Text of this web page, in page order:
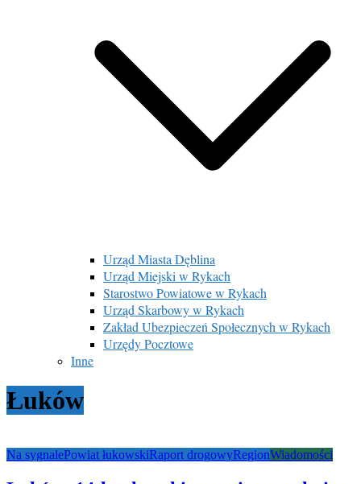
Urząd Miasta Dęblina
Urząd Miejski w Rykach
Starostwo Powiatowe w Rykach
Urząd Skarbowy w Rykach
Zakład Ubezpieczeń Społecznych w Rykach
Urzędy Pocztowe
Inne
Łuków
Na sygnalePowiat łukowskiRaport drogowyRegionWiadomości